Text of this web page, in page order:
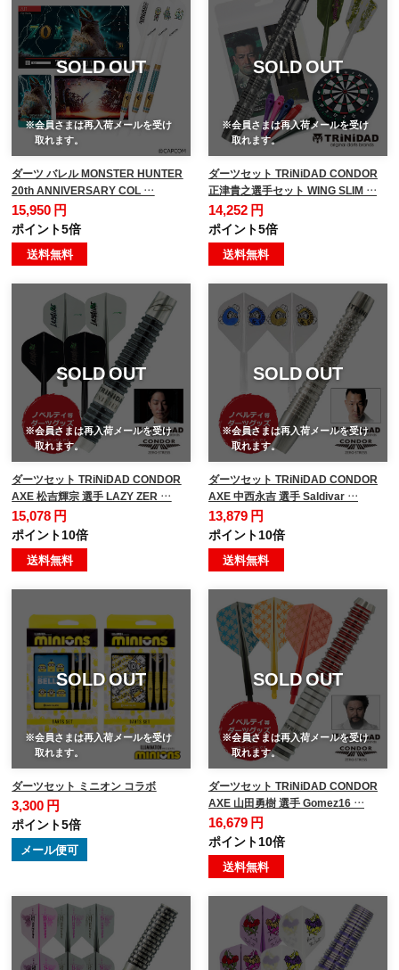
SOLD OUT
※会員さまは再入荷メールを受け
取れます。
ダーツ バレル MONSTER HUNTER
20th ANNIVERSARY COL …
15,950 円
ポイント5倍
送料無料
SOLD OUT
※会員さまは再入荷メールを受け
取れます。
ダーツセット TRiNiDAD CONDOR
正津貴之選手セット WING SLIM …
14,252 円
ポイント5倍
送料無料
SOLD OUT
※会員さまは再入荷メールを受け
取れます。
ダーツセット TRiNiDAD CONDOR
AXE 松吉輝宗 選手 LAZY ZER …
15,078 円
ポイント10倍
送料無料
SOLD OUT
※会員さまは再入荷メールを受け
取れます。
ダーツセット TRiNiDAD CONDOR
AXE 中西永吉 選手 Saldivar …
13,879 円
ポイント10倍
送料無料
SOLD OUT
※会員さまは再入荷メールを受け
取れます。
ダーツセット ミニオン コラボ
3,300 円
ポイント5倍
メール便可
SOLD OUT
※会員さまは再入荷メールを受け
取れます。
ダーツセット TRiNiDAD CONDOR
AXE 山田勇樹 選手 Gomez16 …
16,679 円
ポイント10倍
送料無料